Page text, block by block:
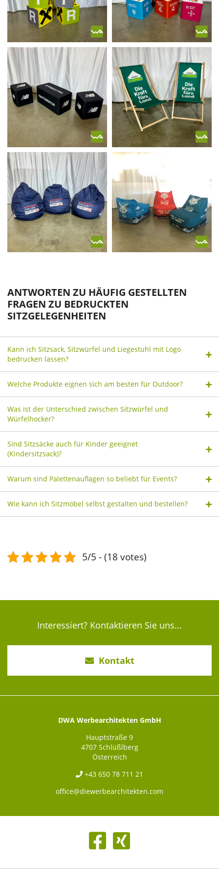
ANTWORTEN ZU HÄUFIG GESTELLTEN
FRAGEN ZU BEDRUCKTEN
SITZGELEGENHEITEN
Kann ich Sitzsack, Sitzwürfel und Liegestuhl mit Logo
bedrucken lassen?
Welche Produkte eignen sich am besten für Outdoor?
Was ist der Unterschied zwischen Sitzwürfel und
Würfelhocker?
Sind Sitzsäcke auch für Kinder geeignet
(Kindersitzsack)?
Warum sind Palettenauflagen so beliebt für Events?
Wie kann ich Sitzmöbel selbst gestalten und bestellen?
5/5 - (18 votes)
Interessiert? Kontaktieren Sie uns...
Kontakt
DWA Werbearchitekten GmbH
Hauptstraße 9
4707 Schlüßlberg
Österreich
+43 650 78 711 21
office@diewerbearchitekten.com